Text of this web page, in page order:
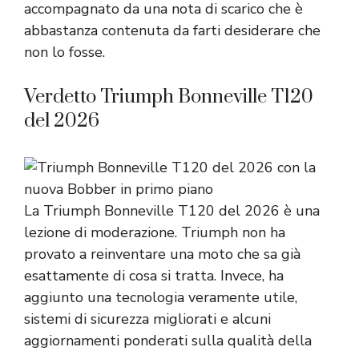
accompagnato da una nota di scarico che è
abbastanza contenuta da farti desiderare che
non lo fosse.
Verdetto Triumph Bonneville T120
del 2026
La Triumph Bonneville T120 del 2026 è una
lezione di moderazione. Triumph non ha
provato a reinventare una moto che sa già
esattamente di cosa si tratta. Invece, ha
aggiunto una tecnologia veramente utile,
sistemi di sicurezza migliorati e alcuni
aggiornamenti ponderati sulla qualità della